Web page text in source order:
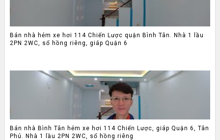
Bán nhà hẻm xe hơi 114 Chiến Lược quận Bình Tân. Nhà 1 lầu
2PN 2WC, sổ hồng riêng, giáp Quận 6
Bán nhà Bình Tân hẻm xe hơi 114 Chiến Lược, giáp Quận 6, Tân
Phú. Nhà 1 lầu 2PN 2WC, sổ hồng riêng